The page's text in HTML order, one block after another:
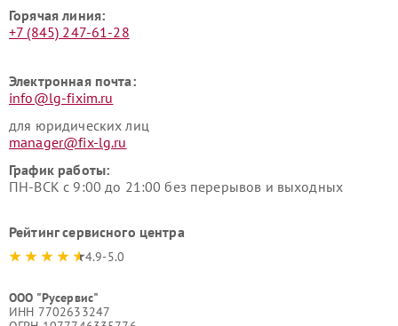
Горячая линия:
+7 (845) 247-61-28
Электронная почта:
info@lg-fixim.ru
для юридических лиц
manager@fix-lg.ru
График работы:
ПН-ВСК с 9:00 до 21:00 без перерывов и выходных
Рейтинг сервисного центра
4.9-5.0
ООО "Русервис"
ИНН 7702633247